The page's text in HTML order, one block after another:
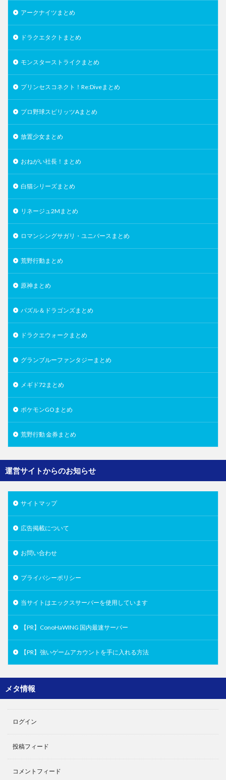
アークナイツまとめ
ドラクエタクトまとめ
モンスターストライクまとめ
プリンセスコネクト！Re:Diveまとめ
プロ野球スピリッツAまとめ
放置少女まとめ
おねがい社長！まとめ
白猫シリーズまとめ
リネージュ2Mまとめ
ロマンシングサガリ・ユニバースまとめ
荒野行動まとめ
原神まとめ
パズル＆ドラゴンズまとめ
ドラクエウォークまとめ
グランブルーファンタジーまとめ
メギド72まとめ
ポケモンGOまとめ
荒野行動 金券まとめ
運営サイトからのお知らせ
サイトマップ
広告掲載について
お問い合わせ
プライバシーポリシー
当サイトはエックスサーバーを使用しています
【PR】ConoHaWING 国内最速サーバー
【PR】強いゲームアカウントを手に入れる方法
メタ情報
ログイン
投稿フィード
コメントフィード